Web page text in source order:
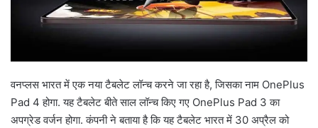
वनप्लस भारत में एक नया टैबलेट लॉन्च करने जा रहा है, जिसका नाम OnePlus
Pad 4 होगा. यह टैबलेट बीते साल लॉन्च किए गए OnePlus Pad 3 का
अपग्रेड वर्जन होगा. कंपनी ने बताया है कि यह टैबलेट भारत में 30 अप्रैल को